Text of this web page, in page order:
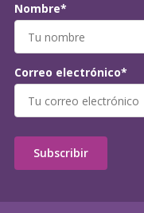
Nombre*
Correo electrónico*
Subscribir